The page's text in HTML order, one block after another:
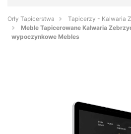
Orły Tapicerstwa
Tapicerzy - Kalwaria
Meble Tapicerowane Kalwaria
wypoczynkowe Mebles